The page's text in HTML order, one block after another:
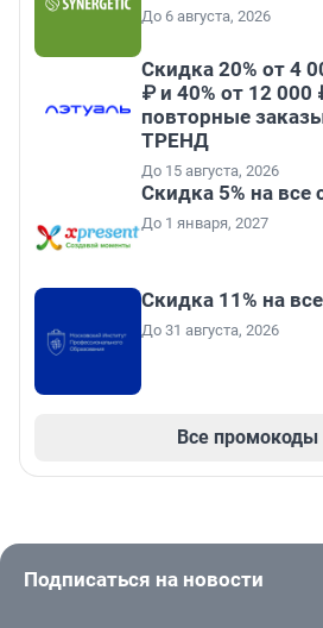
До 6 августа, 2026
Скидка 20% от 4
₽ и 40% от 12
повторные
ТРЕНД
До 15 августа, 2026
Скидка 5% на все
До 1 января, 2027
Скидка 11% на
До 31 августа, 2026
Все промокоды
Подписаться на новости